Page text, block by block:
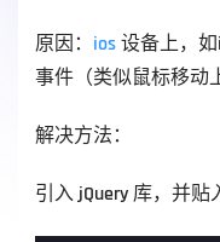
原因： ios 设备上，
事件（类似鼠标移动
解决方法：
引入 jQuery 库，并贴